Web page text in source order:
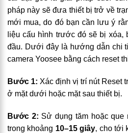
pháp này sẽ đưa thiết bị trở về
mới mua, do đó bạn cần lưu ý
liệu cấu hình trước đó sẽ bị xóa,
đầu. Dưới đây là hướng dẫn chi
camera Yoosee bằng cách reset
Bước 1: Xác định vị trí nút Reset
ở mặt dưới hoặc mặt sau thiết bị.
Bước 2: Sử dụng tăm hoặc que
trong khoảng 10–15 giây, cho tới